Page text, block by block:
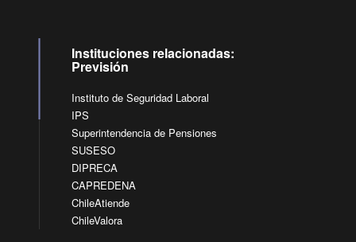
Instituciones relacionadas:
Previsión
Instituto de Seguridad Laboral
IPS
Superintendencia de Pensiones
SUSESO
DIPRECA
CAPREDENA
ChileAtiende
ChileValora